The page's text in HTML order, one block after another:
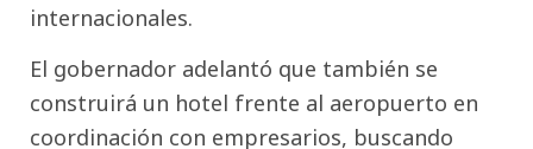
internacionales.
El gobernador adelantó que también se
construirá un hotel frente al aeropuerto en
coordinación con empresarios, buscando